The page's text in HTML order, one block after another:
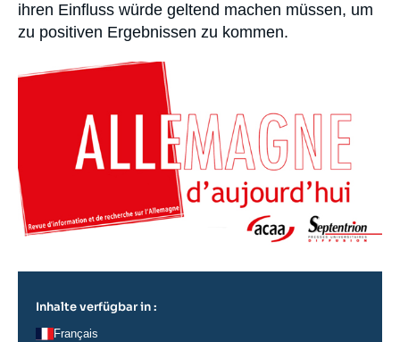
ihren Einfluss würde geltend machen müssen, um
zu positiven Ergebnissen zu kommen.
Image
principale
Inhalte verfügbar in :
Français